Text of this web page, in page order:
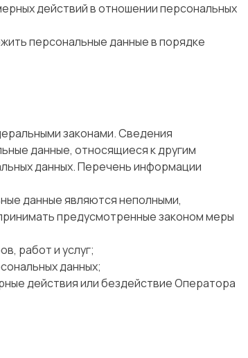
действий в отношении персональных
персональные данные в порядке
законами. Сведения
данные, относящиеся к другим
данных. Перечень информации
данные являются неполными,
предусмотренные законом меры
работ и услуг;
данных;
действия или бездействие Оператора